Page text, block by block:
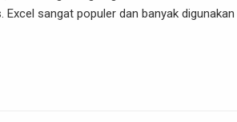
Excel sangat populer dan banyak digunakan
bisnis karena kemampuannya dalam
data dengan cepat dan efisien. Di